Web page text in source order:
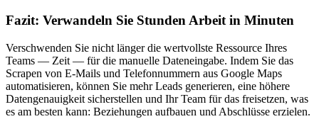
Fazit: Verwandeln Sie Stunden Arbeit in Minuten
Verschwenden Sie nicht länger die wertvollste Ressource Ihres
Teams — Zeit — für die manuelle Dateneingabe. Indem Sie das
Scrapen von E-Mails und Telefonnummern aus Google Maps
automatisieren, können Sie mehr Leads generieren, eine höhere
Datengenauigkeit sicherstellen und Ihr Team für das freisetzen, was
es am besten kann: Beziehungen aufbauen und Abschlüsse erzielen.